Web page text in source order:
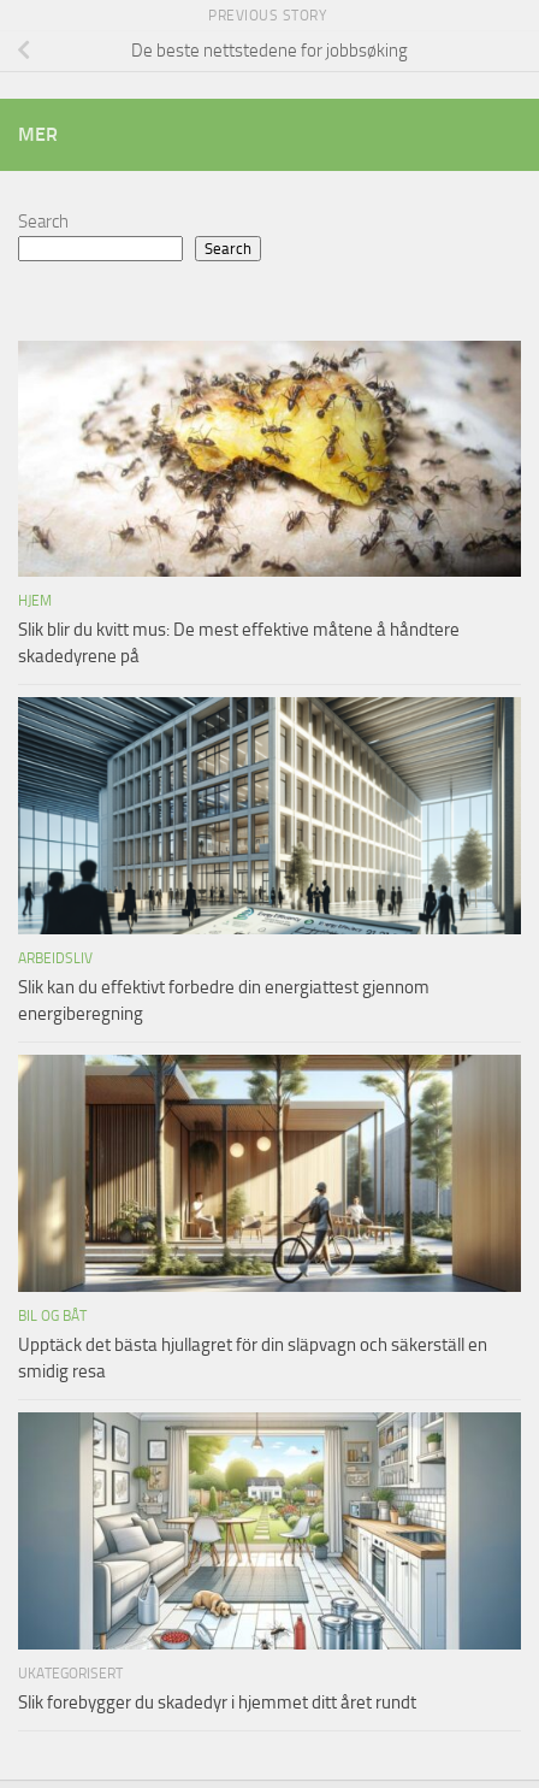
PREVIOUS STORY
De beste nettstedene for jobbsøking
MER
Search
Search
HJEM
Slik blir du kvitt mus: De mest effektive måtene å håndtere
skadedyrene på
ARBEIDSLIV
Slik kan du effektivt forbedre din energiattest gjennom
energiberegning
BIL OG BÅT
Upptäck det bästa hjullagret för din släpvagn och säkerställ en
smidig resa
UKATEGORISERT
Slik forebygger du skadedyr i hjemmet ditt året rundt